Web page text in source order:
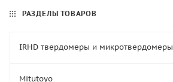
РАЗДЕЛЫ ТОВАРОВ
IRHD твердомеры и микротвердомеры
Mitutoyo